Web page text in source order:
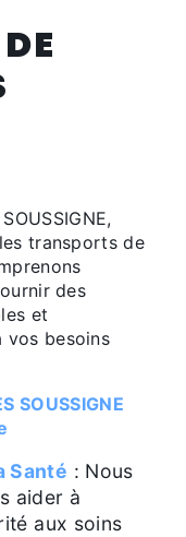
transports de
des
et
vos besoins
SOUSSIGNE
Santé : Nous
aider à
aux soins